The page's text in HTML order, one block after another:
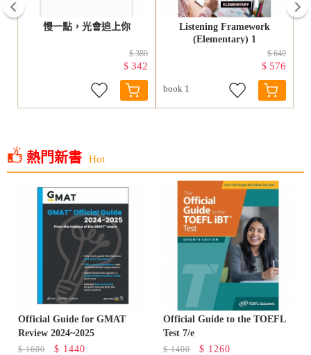
慢一點，光會追上你
$ 380
$ 342
Listening Framework
(Elementary) 1
$ 640
$ 576
book 1
熱門新書 Hot
Official Guide for GMAT
Review 2024~2025
$1600 $ 1440
Official Guide to the TOEFL
Test 7/e
$1400 $ 1260